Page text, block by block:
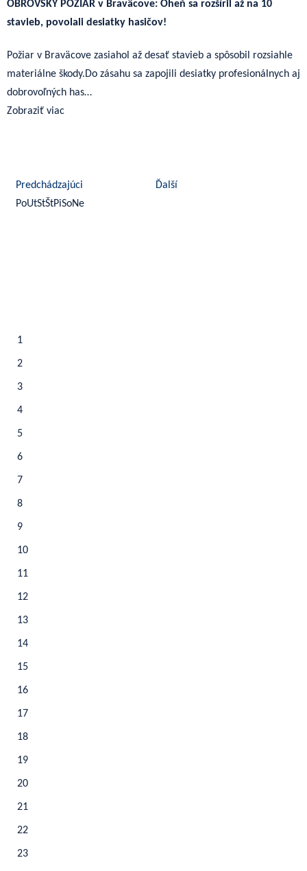
OBROVSKÝ POŽIAR v Braväcove: Oheň sa rozšíril až na 10
stavieb, povolali desiatky hasičov!
Požiar v Braväcove zasiahol až desať stavieb a spôsobil rozsiahle
materiálne škody.Do zásahu sa zapojili desiatky profesionálnych aj
dobrovoľných has…
Zobraziť viac
Predchádzajúci
Ďalší
PoUtStŠtPiSoNe
1
2
3
4
5
6
7
8
9
10
11
12
13
14
15
16
17
18
19
20
21
22
23